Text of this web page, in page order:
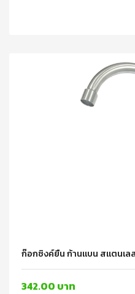
ก๊อกซิงค์ยืน ก้านแบน สแตนเล
342.00 บาท